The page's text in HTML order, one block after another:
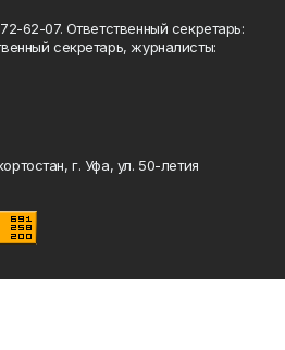
62-07. Ответственный секретарь:
секретарь, журналисты:
г. Уфа, ул. 50-летия